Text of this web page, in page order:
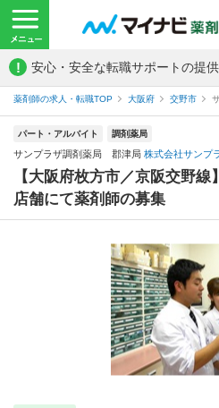
! 安心・安全な転職サポートの提供
薬剤師の求人・転職TOP 大阪府 交野市
パート・アルバイト 調剤薬局
サンプラザ調剤薬局 郡津局 株式会社サンプ
【大阪府枚方市／京阪交野
店舗にて薬剤師の募集